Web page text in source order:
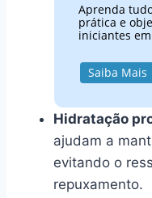
Aprenda
prática e
iniciantes
Saiba Mais
Hidratação
ajudam a
evitando o
repuxamento.